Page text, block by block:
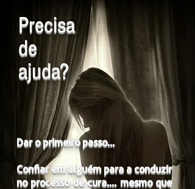
Precisa
de
ajuda?
Dar o primeiro passo...
Confiar em alguém para a conduzir
no processo de cura.... mesmo que